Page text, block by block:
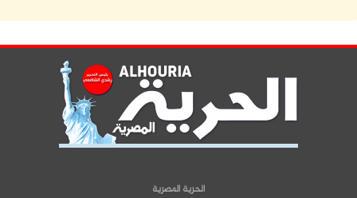
الحرية المصرية